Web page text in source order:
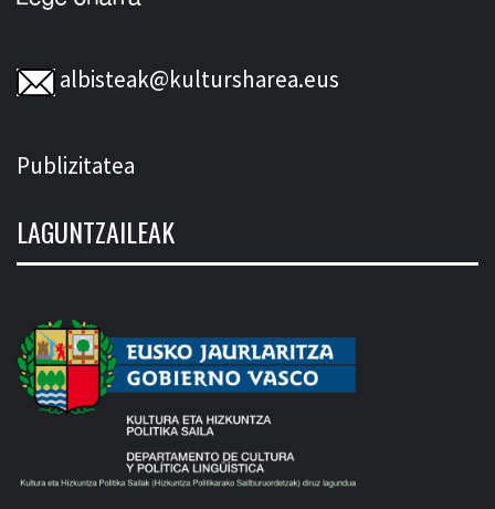
albisteak@kultursharea.eus
Publizitatea
LAGUNTZAILEAK